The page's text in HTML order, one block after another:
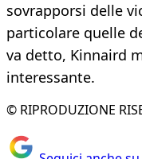
sovrapporsi delle
particolare quelle
va detto, Kinnaird
interessante.
© RIPRODUZIONE